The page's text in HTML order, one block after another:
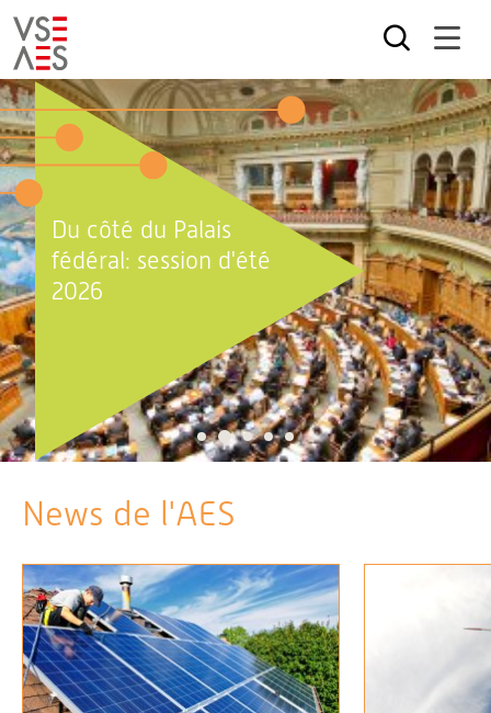
Aller
au
contenu
principal
Du côté du Palais
fédéral: session d'été
2026
1 2 3 4 5
News de l'AES